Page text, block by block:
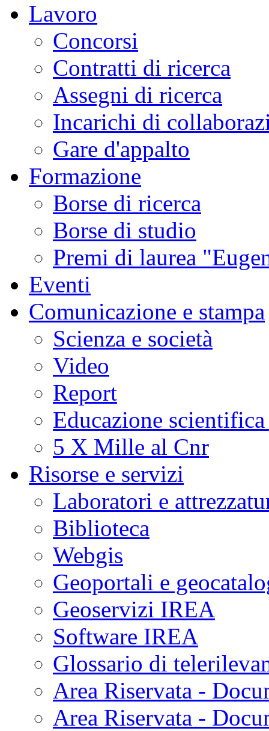
Lavoro
Concorsi
Contratti di ricerca
Assegni di ricerca
Incarichi di
Gare d'appalto
Formazione
Borse di ricerca
Borse di studio
Premi di laurea
Eventi
Comunicazione e stampa
Scienza e società
Video
Report
Educazione
5 X Mille al Cnr
Risorse e servizi
Laboratori e
Biblioteca
Webgis
Geoportali e
Geoservizi IREA
Software IREA
Glossario di
Area Riservata -
Area Riservata -